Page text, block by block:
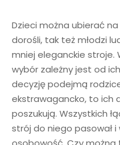
Dzieci można ubierać
dorośli, tak też młodzi
mniej eleganckie stroje.
wybór zależny jest od
decyzję podejmą
ekstrawagancko, to ich
poszukują. Wszystkich
strój do niego pasował